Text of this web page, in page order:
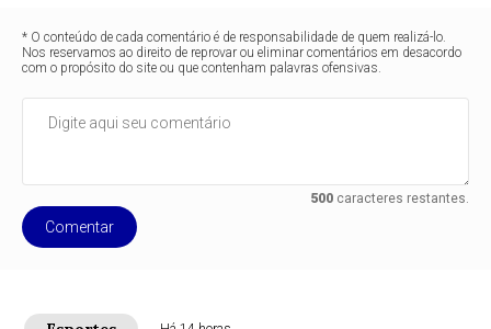
* O conteúdo de cada comentário é de responsabilidade de quem realizá-lo.
Nos reservamos ao direito de reprovar ou eliminar comentários em desacordo
com o propósito do site ou que contenham palavras ofensivas.
500caracteres restantes.
Comentar